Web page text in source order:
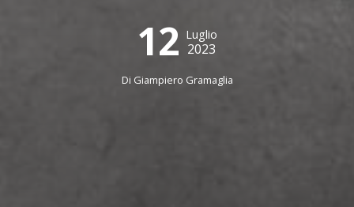
12 Luglio
2023
Di Giampiero Gramaglia